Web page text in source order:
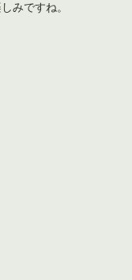
みですね。